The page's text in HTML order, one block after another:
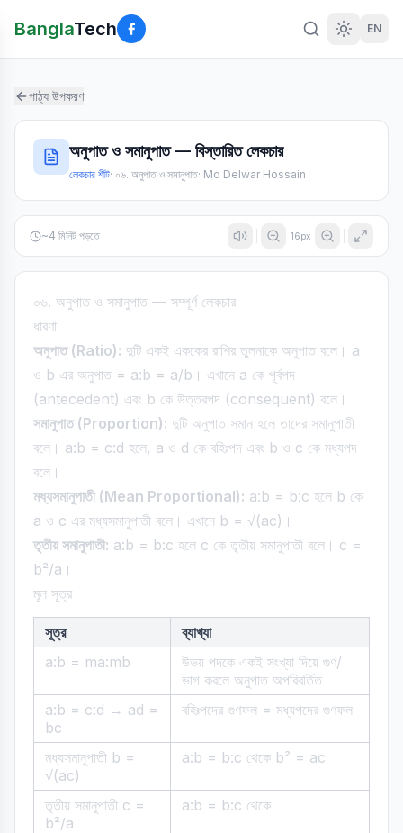
BanglaTech EN
পাঠ্য উপকরণ
অনুপাত ও সমানুপাত — বিস্তারিত লেকচার
লেকচার শীট· ০৬. অনুপাত ও সমানুপাত· Md Delwar Hossain
~4 মিনিট পড়তে 16px
০৬. অনুপাত ও সমানুপাত — সম্পূর্ণ লেকচার
ধারণা
অনুপাত (Ratio): দুটি একই এককের রাশির তুলনাকে অনুপাত বলে। a
ও b এর অনুপাত = a:b = a/b। এখানে a কে পূর্বপদ
(antecedent) এবং b কে উত্তরপদ (consequent) বলে।
সমানুপাত (Proportion): দুটি অনুপাত সমান হলে তাদের সমানুপাতী
বলে। a:b = c:d হলে, a ও d কে বহিঃপদ এবং b ও c কে মধ্যপদ
বলে।
মধ্যসমানুপাতী (Mean Proportional): a:b = b:c হলে b কে
a ও c এর মধ্যসমানুপাতী বলে। এখানে b = √(ac)।
তৃতীয় সমানুপাতী: a:b = b:c হলে c কে তৃতীয় সমানুপাতী বলে। c =
b²/a।
মূল সূত্র
সূত্র
ব্যাখ্যা
a:b = ma:mb
উভয় পদকে একই সংখ্যা দিয়ে গুণ/
ভাগ করলে অনুপাত অপরিবর্তিত
a:b = c:d → ad =
bc
বহিঃপদের গুণফল = মধ্যপদের গুণফল
মধ্যসমানুপাতী b =
√(ac)
a:b = b:c থেকে b² = ac
তৃতীয় সমানুপাতী c =
b²/a
a:b = b:c থেকে